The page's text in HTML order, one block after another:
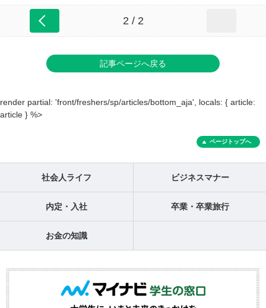
2 / 2
記事ページへ戻る
render partial: 'front/freshers/sp/articles/bottom_aja', locals: { article:
article } %>
ページトップへ
社会人ライフ ビジネスマナー
内定・入社 卒業・卒業旅行
お金の知識